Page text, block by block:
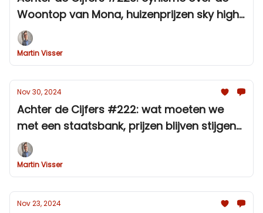
Woontop van Mona, huizenprijzen sky high
en box 3-ellende
Martin Visser
Nov 30, 2024
Achter de Cijfers #222: wat moeten we
met een staatsbank, prijzen blijven stijgen
en Brusselse onvoldoende
Martin Visser
Nov 23, 2024